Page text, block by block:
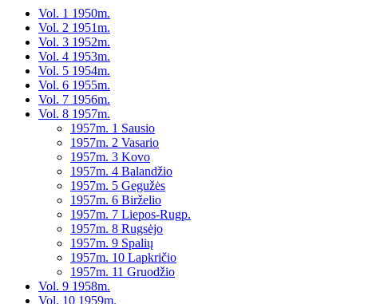
Vol. 1 1950m.
Vol. 2 1951m.
Vol. 3 1952m.
Vol. 4 1953m.
Vol. 5 1954m.
Vol. 6 1955m.
Vol. 7 1956m.
Vol. 8 1957m.
1957m. 1 Sausio
1957m. 2 Vasario
1957m. 3 Kovo
1957m. 4 Balandžio
1957m. 5 Gegužės
1957m. 6 Birželio
1957m. 7 Liepos-Rugp.
1957m. 8 Rugsėjo
1957m. 9 Spalių
1957m. 10 Lapkričio
1957m. 11 Gruodžio
Vol. 9 1958m.
Vol. 10 1959m.